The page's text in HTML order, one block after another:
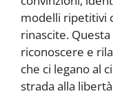
modelli ripetitivi
rinascite.
riconoscere e
che ci legano al
strada alla